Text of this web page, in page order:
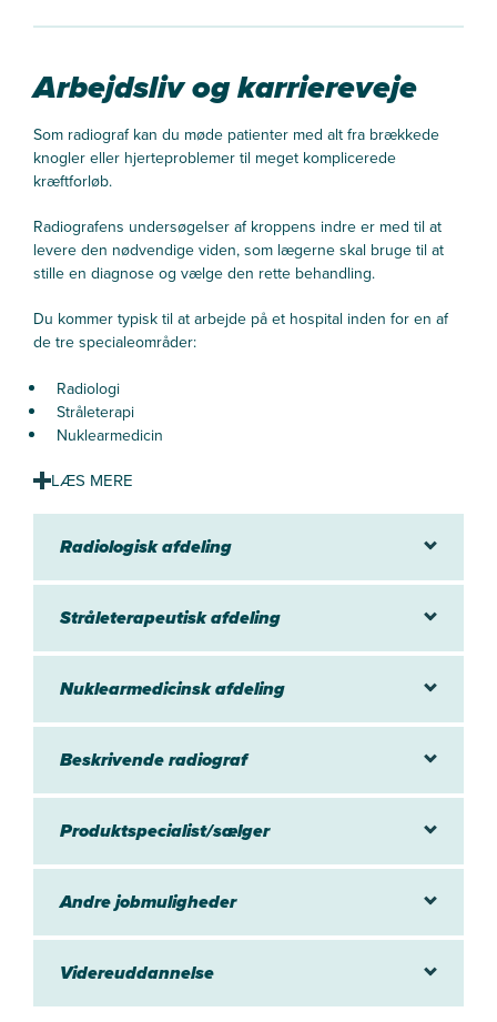
Arbejdsliv og karriereveje
Som radiograf kan du møde patienter med alt fra brækkede
knogler eller hjerteproblemer til meget komplicerede
kræftforløb.
Radiografens undersøgelser af kroppens indre er med til at
levere den nødvendige viden, som lægerne skal bruge til at
stille en diagnose og vælge den rette behandling.
Du kommer typisk til at arbejde på et hospital inden for en af
de tre specialeområder:
Radiologi
Stråleterapi
Nuklearmedicin
som radiograf.
stråleterapi eller CT-, MR- og ultralydsscanning.
Ud over de meget tekniske ting er det væsentligt, at du som
radiograf kommer til at møde syge patienter, som du skal
Og så kan du som radiograf også se frem til at få lov at bruge
fysiologi, fysik, strålebiologi, sygdomslære og meget andet.
Radiologisk afdeling
Stråleterapeutisk afdeling
Nuklearmedicinsk afdeling
Beskrivende radiograf
Produktspecialist/sælger
Andre jobmuligheder
Videreuddannelse